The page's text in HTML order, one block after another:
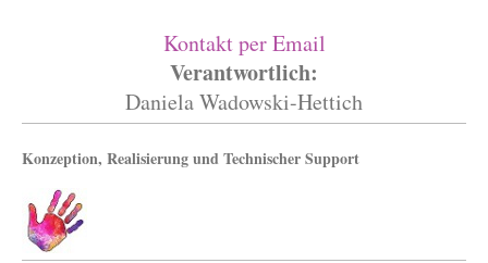
Kontakt per Email
Verantwortlich:
Daniela Wadowski-Hettich
Konzeption, Realisierung und Technischer Support